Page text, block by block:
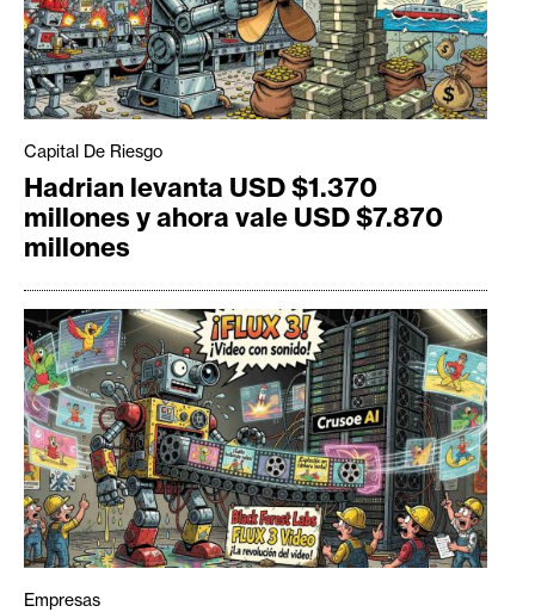
Capital De Riesgo
Hadrian levanta USD $1.370
millones y ahora vale USD $7.870
millones
Empresas